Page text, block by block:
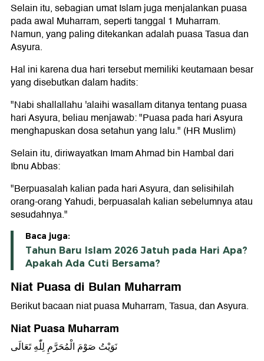
Selain itu, sebagian umat Islam juga menjalankan puasa
pada awal Muharram, seperti tanggal 1 Muharram.
Namun, yang paling ditekankan adalah puasa Tasua dan
Asyura.
Hal ini karena dua hari tersebut memiliki keutamaan besar
yang disebutkan dalam hadits:
"Nabi shallallahu 'alaihi wasallam ditanya tentang puasa
hari Asyura, beliau menjawab: "Puasa pada hari Asyura
menghapuskan dosa setahun yang lalu." (HR Muslim)
Selain itu, diriwayatkan Imam Ahmad bin Hambal dari
Ibnu Abbas:
"Berpuasalah kalian pada hari Asyura, dan selisihilah
orang-orang Yahudi, berpuasalah kalian sebelumnya atau
sesudahnya."
Baca juga:
Tahun Baru Islam 2026 Jatuh pada Hari Apa?
Apakah Ada Cuti Bersama?
Niat Puasa di Bulan Muharram
Berikut bacaan niat puasa Muharram, Tasua, dan Asyura.
Niat Puasa Muharram
نَوَيْتُ صَوْمَ الْمُحَرَّمِ لِلّٰهِ تَعَالَى